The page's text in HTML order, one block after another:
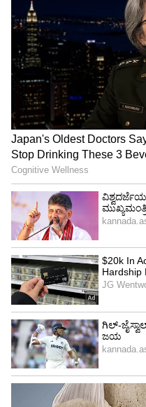
4
8
ಗಾಯದ ಸಮಸ್ಯೆಯಿಂದ
ತಾವು ಲಭ್ಯವಾಗುವುದಿಲ್ಲ
ಪಾಲ್ಗೊಂಡಿದ್ದ ಜೋಫ್ರಾ
ರಾಯಲ್ಸ್‌ ಫ್ರಾಂಚೈಸಿಯು
ಉಳಿಸಿಕೊಳ್ಳಲು
ಚಾಂಪಿಯನ್ ಮುಂಬೈ
ನೀಡಿ ಆರ್ಚರ್‌ರನ್ನು ತನ್ನ